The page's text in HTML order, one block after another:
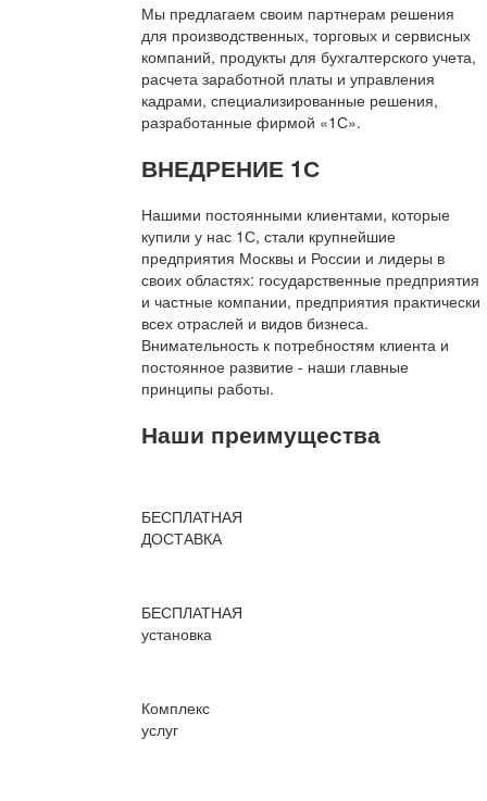
Мы предлагаем своим партнерам решения
для производственных, торговых и сервисных
компаний, продукты для бухгалтерского учета,
расчета заработной платы и управления
кадрами, специализированные решения,
разработанные фирмой «1С».
ВНЕДРЕНИЕ 1С
Нашими постоянными клиентами, которые
купили у нас 1С, стали крупнейшие
предприятия Москвы и России и лидеры в
своих областях: государственные предприятия
и частные компании, предприятия практически
всех отраслей и видов бизнеса.
Внимательность к потребностям клиента и
постоянное развитие - наши главные
принципы работы.
Наши преимущества
БЕСПЛАТНАЯ
ДОСТАВКА
БЕСПЛАТНАЯ
установка
Комплекс
услуг